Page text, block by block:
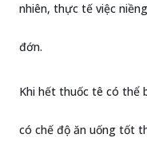
nhiên, thực tế việc
đớn.
Khi hết thuốc tê có thể
có chế độ ăn uống tốt